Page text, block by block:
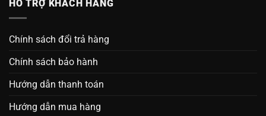
HỖ TRỢ KHÁCH HÀNG
Chính sách đổi trả hàng
Chính sách bảo hành
Hướng dẫn thanh toán
Hướng dẫn mua hàng